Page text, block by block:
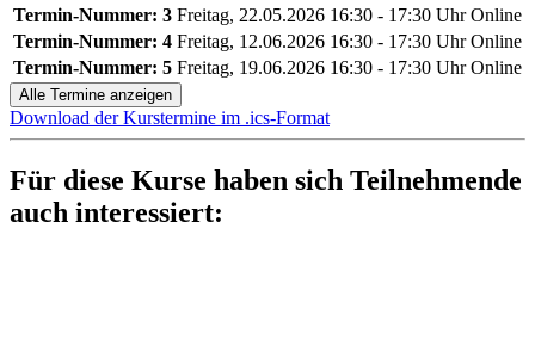
Termin-Nummer: 3 Freitag, 22.05.2026 16:30 - 17:30 Uhr Online
Termin-Nummer: 4 Freitag, 12.06.2026 16:30 - 17:30 Uhr Online
Termin-Nummer: 5 Freitag, 19.06.2026 16:30 - 17:30 Uhr Online
Alle Termine anzeigen
Download der Kurstermine im .ics-Format
Für diese Kurse haben sich Teilnehmende
auch interessiert: